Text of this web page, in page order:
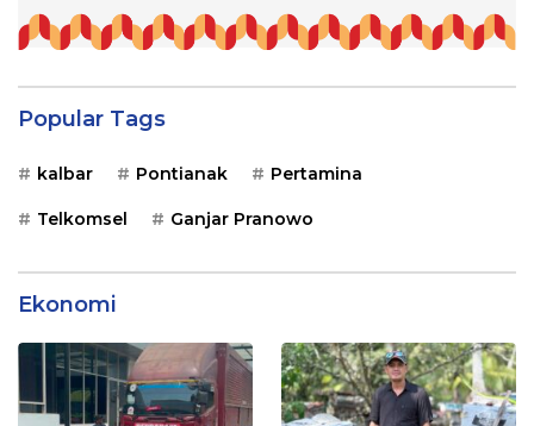
Popular Tags
kalbar Pontianak Pertamina
Telkomsel Ganjar Pranowo
Ekonomi